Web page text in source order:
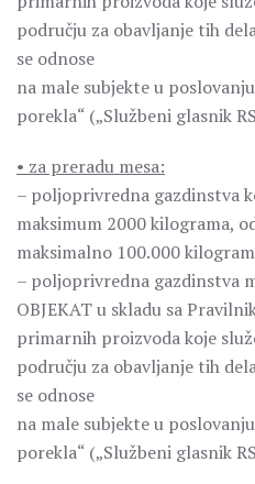
području za obavljanje tih
se odnose
na male subjekte u
porekla“ („Službeni glasnik
• za preradu mesa:
– poljoprivredna gazdinstva
maksimum 2000 kilograma,
maksimalno 100.000
– poljoprivredna gazdinstva
OBJEKAT u skladu sa
primarnih proizvoda koje
području za obavljanje tih
se odnose
na male subjekte u
porekla“ („Službeni glasnik